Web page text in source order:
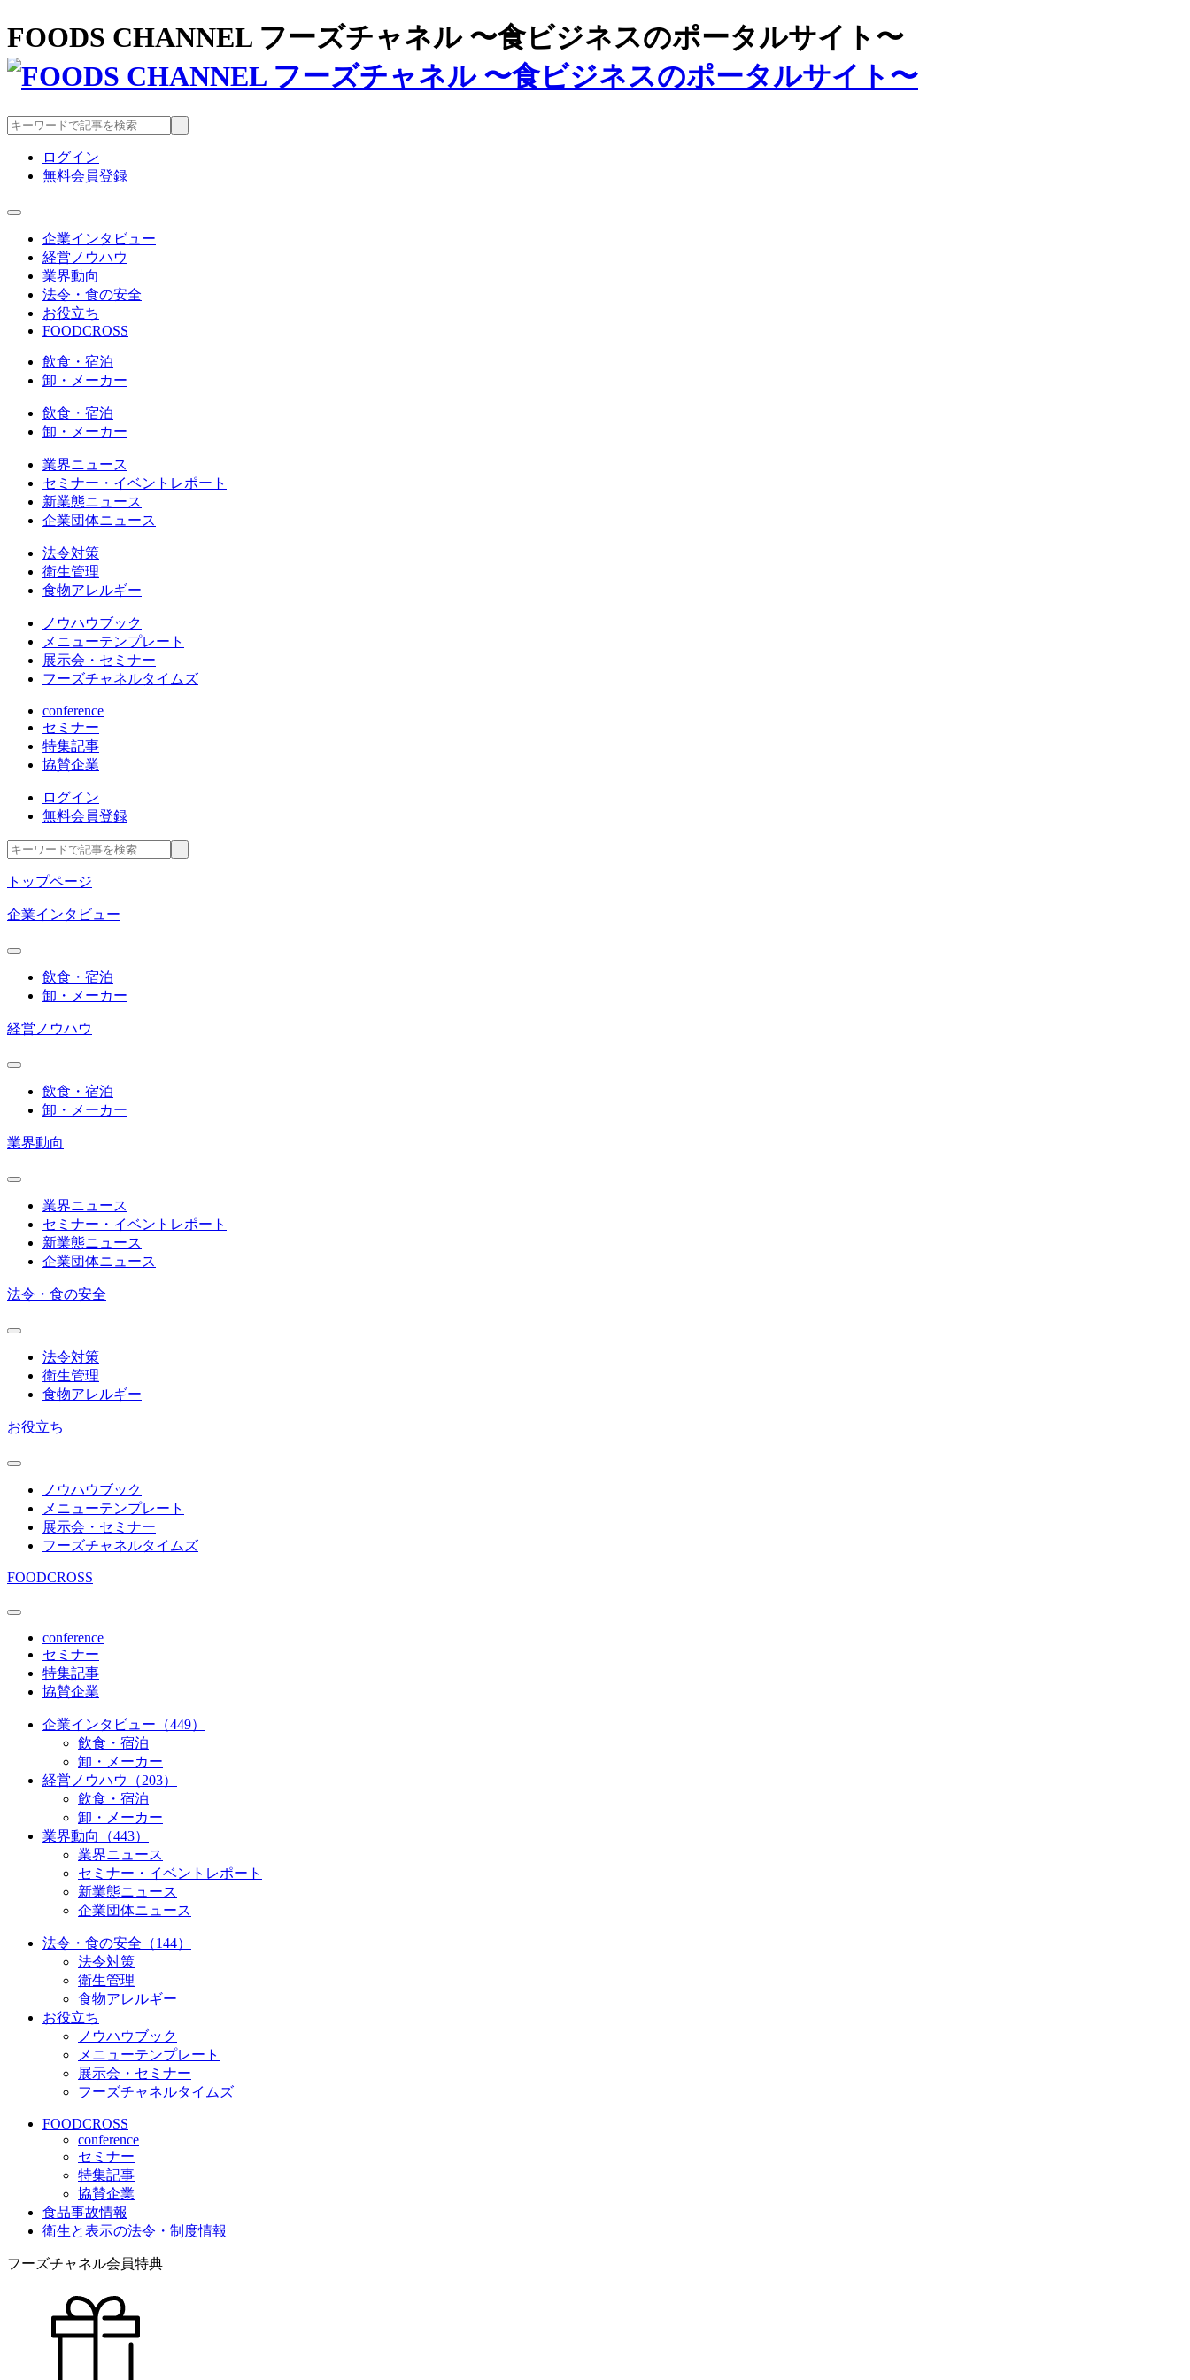
FOODS CHANNEL フーズチャネル 〜食ビジネスのポータルサイト〜
ログイン
無料会員登録
企業インタビュー
経営ノウハウ
業界動向
法令・食の安全
お役立ち
FOODCROSS
飲食・宿泊
卸・メーカー
飲食・宿泊
卸・メーカー
業界ニュース
セミナー・イベントレポート
新業態ニュース
企業団体ニュース
法令対策
衛生管理
食物アレルギー
ノウハウブック
メニューテンプレート
展示会・セミナー
フーズチャネルタイムズ
conference
セミナー
特集記事
協賛企業
ログイン
無料会員登録
トップページ
企業インタビュー
飲食・宿泊
卸・メーカー
経営ノウハウ
飲食・宿泊
卸・メーカー
業界動向
業界ニュース
セミナー・イベントレポート
新業態ニュース
企業団体ニュース
法令・食の安全
法令対策
衛生管理
食物アレルギー
お役立ち
ノウハウブック
メニューテンプレート
展示会・セミナー
フーズチャネルタイムズ
FOODCROSS
conference
セミナー
特集記事
協賛企業
企業インタビュー（449）
飲食・宿泊
卸・メーカー
経営ノウハウ（203）
飲食・宿泊
卸・メーカー
業界動向（443）
業界ニュース
セミナー・イベントレポート
新業態ニュース
企業団体ニュース
法令・食の安全（144）
法令対策
衛生管理
食物アレルギー
お役立ち
ノウハウブック
メニューテンプレート
展示会・セミナー
フーズチャネルタイムズ
FOODCROSS
conference
セミナー
特集記事
協賛企業
食品事故情報
衛生と表示の法令・制度情報
フーズチャネル会員特典